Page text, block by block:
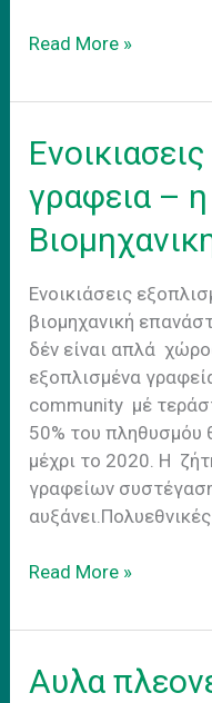
Γιατι
Millenials
τα
γραφεια
Read More »
γραφεια –
Ενοικιάσεις
βιομηχανική
δέν είναι απλά
εξοπλισμένα
community μέ
50% του πληθυσμόυ
μέχρι το 2020. H
γραφείων
Ενοικιασεις
γραφεια
η
Read More »
Αυλα